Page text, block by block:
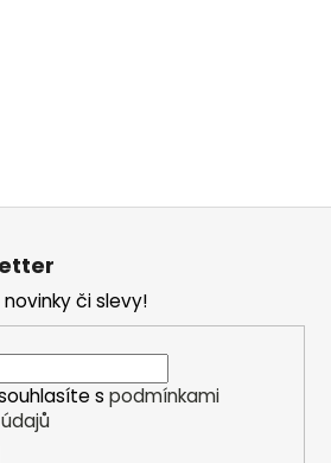
či slevy!
s podmínkami